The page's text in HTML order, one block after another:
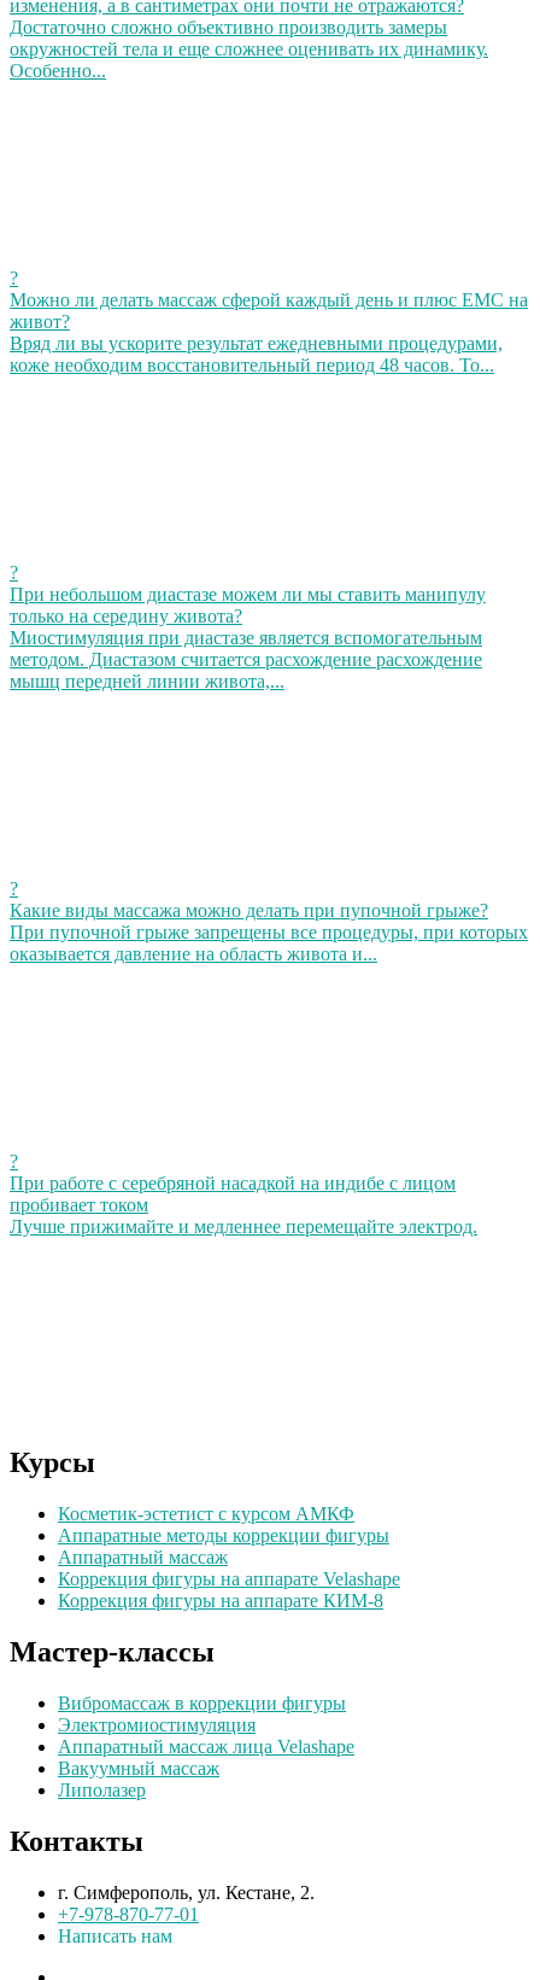
изменения, а в сантиметрах они почти не отражаются?
Достаточно сложно объективно производить замеры
окружностей тела и еще сложнее оценивать их динамику.
Особенно...
?
Можно ли делать массаж сферой каждый день и плюс ЕМС на
живот?
Вряд ли вы ускорите результат ежедневными процедурами,
коже необходим восстановительный период 48 часов. То...
?
При небольшом диастазе можем ли мы ставить манипулу
только на середину живота?
Миостимуляция при диастазе является вспомогательным
методом. Диастазом считается расхождение расхождение
мышц передней линии живота,...
?
Какие виды массажа можно делать при пупочной грыже?
При пупочной грыже запрещены все процедуры, при которых
оказывается давление на область живота и...
?
При работе с серебряной насадкой на индибе с лицом
пробивает током
Лучше прижимайте и медленнее перемещайте электрод.
Курсы
Косметик-эстетист с курсом АМКФ
Аппаратные методы коррекции фигуры
Аппаратный массаж
Коррекция фигуры на аппарате Velashape
Коррекция фигуры на аппарате КИМ-8
Мастер-классы
Вибромассаж в коррекции фигуры
Электромиостимуляция
Аппаратный массаж лица Velashape
Вакуумный массаж
Липолазер
Контакты
г. Симферополь, ул. Кестане, 2.
+7-978-870-77-01
Написать нам